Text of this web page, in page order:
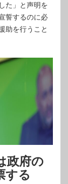
た」と声明を
誓するのに必
助を行うこと
政府の
する